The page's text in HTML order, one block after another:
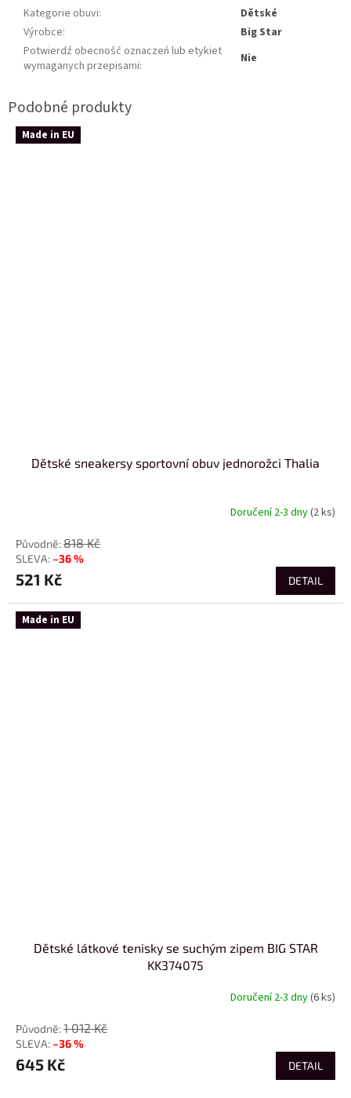
Kategorie obuvi:
Dětské
Výrobce:
Big Star
Potwierdź obecność oznaczeń lub etykiet
wymaganych przepisami: Nie
Made in EU
Dětské sneakersy sportovní obuv jednorožci Thalia
Doručení 2-3 dny(2 ks)
818 Kč
–36 %
521 Kč DETAIL
Made in EU
Dětské látkové tenisky se suchým zipem BIG STAR
KK374075
Doručení 2-3 dny(6 ks)
1 012 Kč
–36 %
645 Kč DETAIL